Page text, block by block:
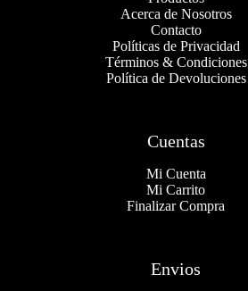
Acerca de Nosotros
Contacto
Políticas de Privacidad
Términos & Condiciones
Política de Devoluciones
Cuentas
Mi Cuenta
Mi Carrito
Finalizar Compra
Envios